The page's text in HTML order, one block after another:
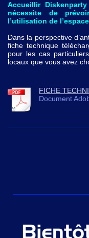
Accueillir
nécessite de
l’utilisation de
Dans la perspective
fiche technique
pour les cas
locaux que vous avez
FICHE
Document